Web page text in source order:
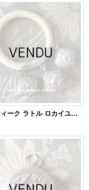
アンティーク ラトル ロカイユ装飾